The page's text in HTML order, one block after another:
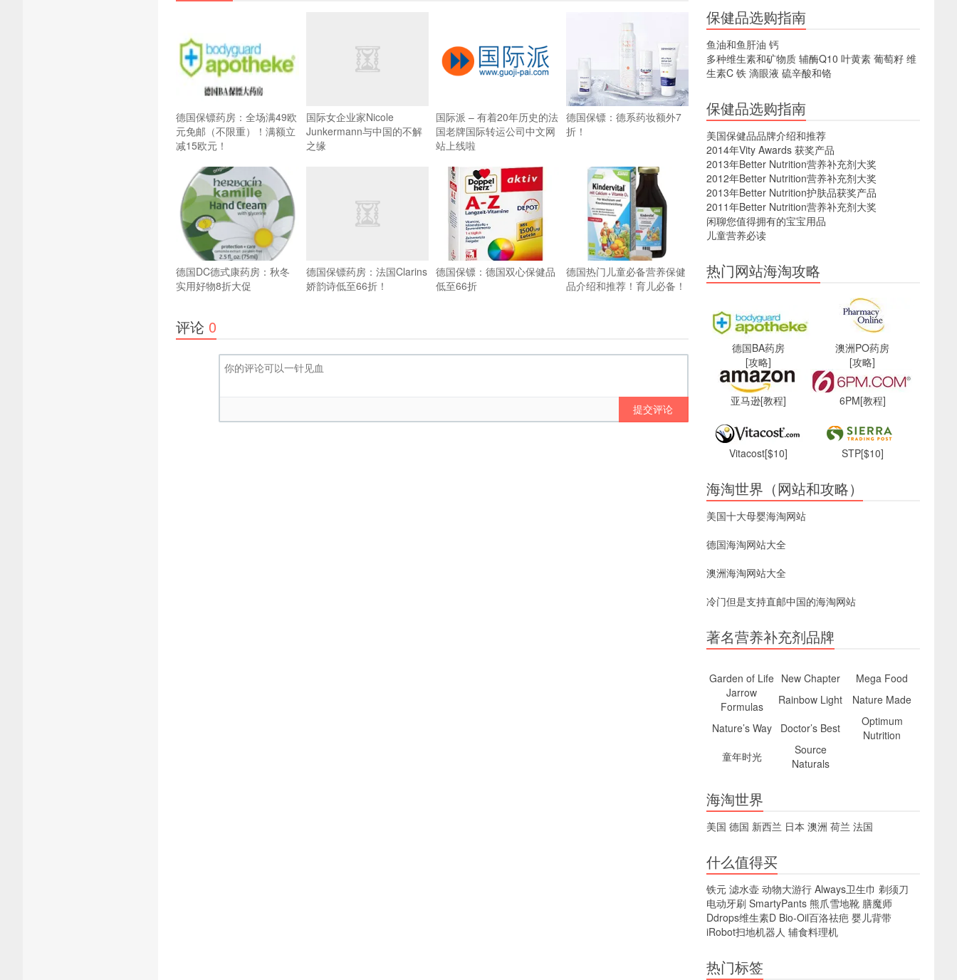
德国保镖药房：全场满49欧
元免邮（不限重）！满额立
减15欧元！
国际女企业家Nicole
Junkermann与中国的不解
之缘
国际派 – 有着20年历史的法
国老牌国际转运公司中文网
站上线啦
德国保镖：德系药妆额外7
折！
德国DC德式康药房：秋冬
实用好物8折大促
德国保镖药房：法国Clarins
娇韵诗低至66折！
德国保镖：德国双心保健品
低至66折
德国热门儿童必备营养保健
品介绍和推荐！育儿必备！
评论 0
提交评论
保健品选购指南
鱼油和鱼肝油 钙
多种维生素和矿物质 辅酶Q10 叶黄素 葡萄籽 维
生素C 铁 滴眼液 硫辛酸和铬
保健品选购指南
美国保健品品牌介绍和推荐
2014年Vity Awards 获奖产品
2013年Better Nutrition营养补充剂大奖
2012年Better Nutrition营养补充剂大奖
2013年Better Nutrition护肤品获奖产品
2011年Better Nutrition营养补充剂大奖
闲聊您值得拥有的宝宝用品
儿童营养必读
热门网站海淘攻略
德国BA药房
[攻略]
澳洲PO药房
[攻略]
亚马逊[教程] 6PM[教程]
Vitacost[$10] STP[$10]
海淘世界（网站和攻略）
美国十大母婴海淘网站
德国海淘网站大全
澳洲海淘网站大全
冷门但是支持直邮中国的海淘网站
著名营养补充剂品牌
Garden of Life New Chapter
Mega Food
Jarrow
Formulas
Rainbow Light
Nature Made
Nature’s Way
Doctor’s Best
Optimum
Nutrition
童年时光
Source
Naturals
海淘世界
美国 德国 新西兰 日本 澳洲 荷兰 法国
什么值得买
铁元 滤水壶 动物大游行 Always卫生巾 剃须刀
电动牙刷 SmartyPants 熊爪雪地靴 膳魔师
Ddrops维生素D Bio-Oil百洛祛疤 婴儿背带
iRobot扫地机器人 辅食料理机
热门标签